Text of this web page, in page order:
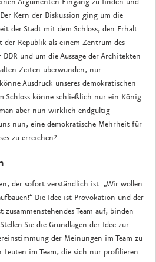
Kern der Diskussion ging um die
der Stadt mit dem Schloss, den Erhalt
der Republik als einem Zentrum des
DDR und um die Aussage der Architekten
Zeiten überwunden, nur
Ausdruck unseres demokratischen
Schloss könne schließlich nur ein König
aber nun wirklich endgültig
nun, eine demokratische Mehrheit für
zu erreichen?
der sofort verständlich ist. „Wir wollen
Die Idee ist Provokation und der
zusammenstehendes Team auf, binden
Sie die Grundlagen der Idee zur
der Meinungen im Team zu
Leuten im Team, die sich nur profilieren